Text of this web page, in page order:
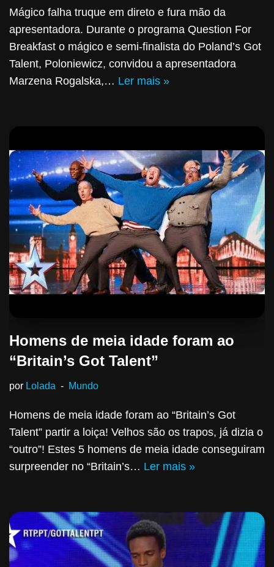
Mágico falha truque em direto e fura mão da
apresentadora. Durante o programa Question For
Breakfast o mágico e semi-finalista do Poland’s Got
Talent, Poloniewicz, convidou a apresentadora
Marzena Rogalska,… Ler mais »
Homens de meia idade foram ao
“Britain’s Got Talent”
por Lolada Mundo
Homens de meia idade foram ao “Britain’s Got
Talent” partir a loiça! Velhos são os trapos, já dizia o
“outro”! Estes 5 homens de meia idade conseguiram
surpreender no “Britain’s… Ler mais »